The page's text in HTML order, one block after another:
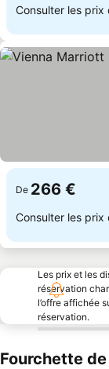
Consulter les prix
De 266 €
Consulter les prix
Les prix et les
réservation
l’offre affichée
réservation.
Fourchette